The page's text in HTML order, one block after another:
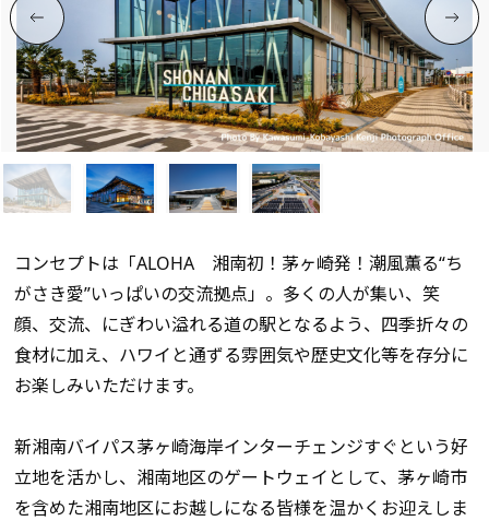
コンセプトは「ALOHA 湘南初！茅ヶ崎発！潮風薫る“ち
がさき愛”いっぱいの交流拠点」。多くの人が集い、笑
顔、交流、にぎわい溢れる道の駅となるよう、四季折々の
食材に加え、ハワイと通ずる雰囲気や歴史文化等を存分に
お楽しみいただけます。
新湘南バイパス茅ヶ崎海岸インターチェンジすぐという好
立地を活かし、湘南地区のゲートウェイとして、茅ヶ崎市
を含めた湘南地区にお越しになる皆様を温かくお迎えしま